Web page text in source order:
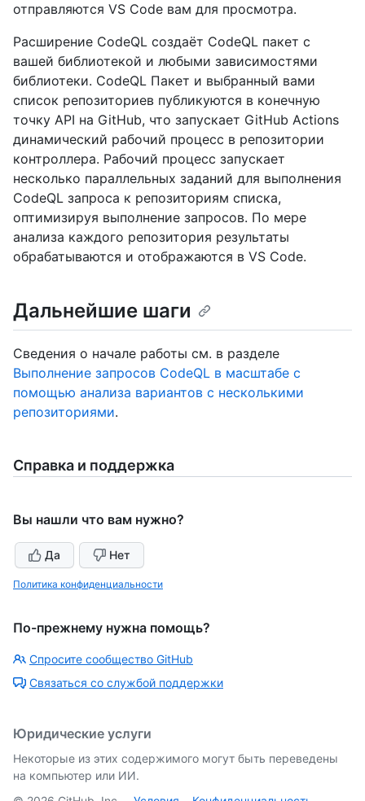
отправляются VS Code вам для просмотра.
Расширение CodeQL создаёт CodeQL пакет с
вашей библиотекой и любыми зависимостями
библиотеки. CodeQL Пакет и выбранный вами
список репозиториев публикуются в конечную
точку API на GitHub, что запускает GitHub Actions
динамический рабочий процесс в репозитории
контроллера. Рабочий процесс запускает
несколько параллельных заданий для выполнения
CodeQL запроса к репозиториям списка,
оптимизируя выполнение запросов. По мере
анализа каждого репозитория результаты
обрабатываются и отображаются в VS Code.
Дальнейшие шаги
Сведения о начале работы см. в разделе
Выполнение запросов CodeQL в масштабе с
помощью анализа вариантов с несколькими
репозиториями.
Справка и поддержка
Вы нашли что вам нужно?
Да Нет
Политика конфиденциальности
По-прежнему нужна помощь?
Спросите сообщество GitHub
Связаться со службой поддержки
Юридические услуги
Некоторые из этих содержимого могут быть переведены
на компьютер или ИИ.